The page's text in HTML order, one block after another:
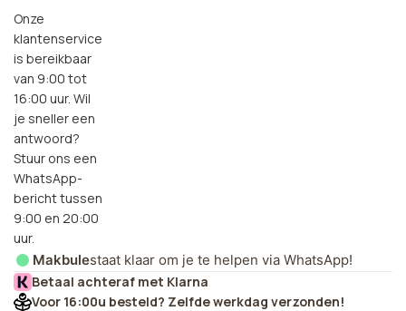
Onze
klantenservice
is bereikbaar
van 9:00 tot
16:00 uur. Wil
je sneller een
antwoord?
Stuur ons een
WhatsApp-
bericht tussen
9:00 en 20:00
uur.
Makbulestaat klaar om je te helpen via WhatsApp!
Betaal achteraf met Klarna
Voor 16:00u besteld? Zelfde werkdag verzonden!